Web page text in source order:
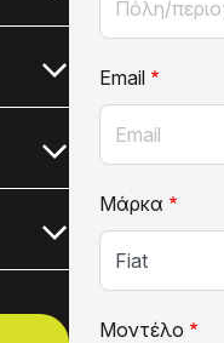
Email
Μάρκα
Μοντέλο